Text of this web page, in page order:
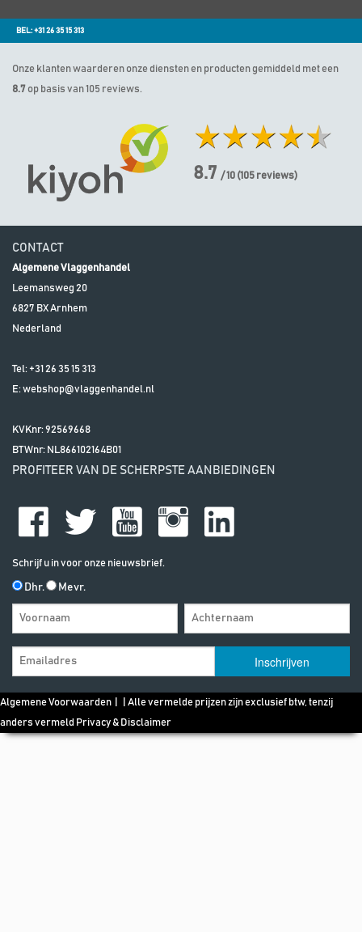
BEL: +31 26 35 15 313
Onze klanten waarderen onze diensten en producten gemiddeld met een
8.7 op basis van 105 reviews.
8.7 / 10 (105 reviews)
CONTACT
Algemene Vlaggenhandel
Leemansweg 20
6827 BXArnhem
Nederland
Tel: +31 26 35 15 313
E:webshop@vlaggenhandel.nl
KVKnr: 92569668
BTWnr: NL866102164B01
PROFITEER VAN DE SCHERPSTE AANBIEDINGEN
Schrijf u in voor onze nieuwsbrief.
Dhr. Mevr.
Algemene Voorwaarden | | Alle vermelde prijzen zijn exclusief btw, tenzij
anders vermeld Privacy & Disclaimer